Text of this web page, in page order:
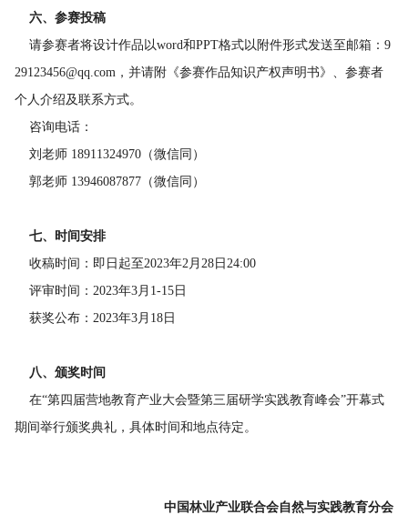
六、参赛投稿
请参赛者将设计作品以word和PPT格式以附件形式发送至邮箱：9
29123456@qq.com，并请附 《参赛作品知识产权声明书》、 参赛者
个人介绍及联系方式。
咨询电话：
刘老师 18911324970（微信同）
郭老师 13946087877（微信同）
七、时间安排
收稿时间：即日起至2023年2月28日24:00
评审时间：2023年3月1-15日
获奖公布：2023年3月18日
八、颁奖时间
在“第四届营地教育产业大会暨第三届研学实践教育峰会”开幕式
期间举行颁奖典礼，具体时间和地点待定。
中国林业产业联合会自然与实践教育分会